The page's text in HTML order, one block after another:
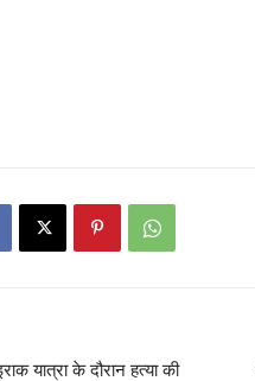
यात्रा के दौरान हत्या की